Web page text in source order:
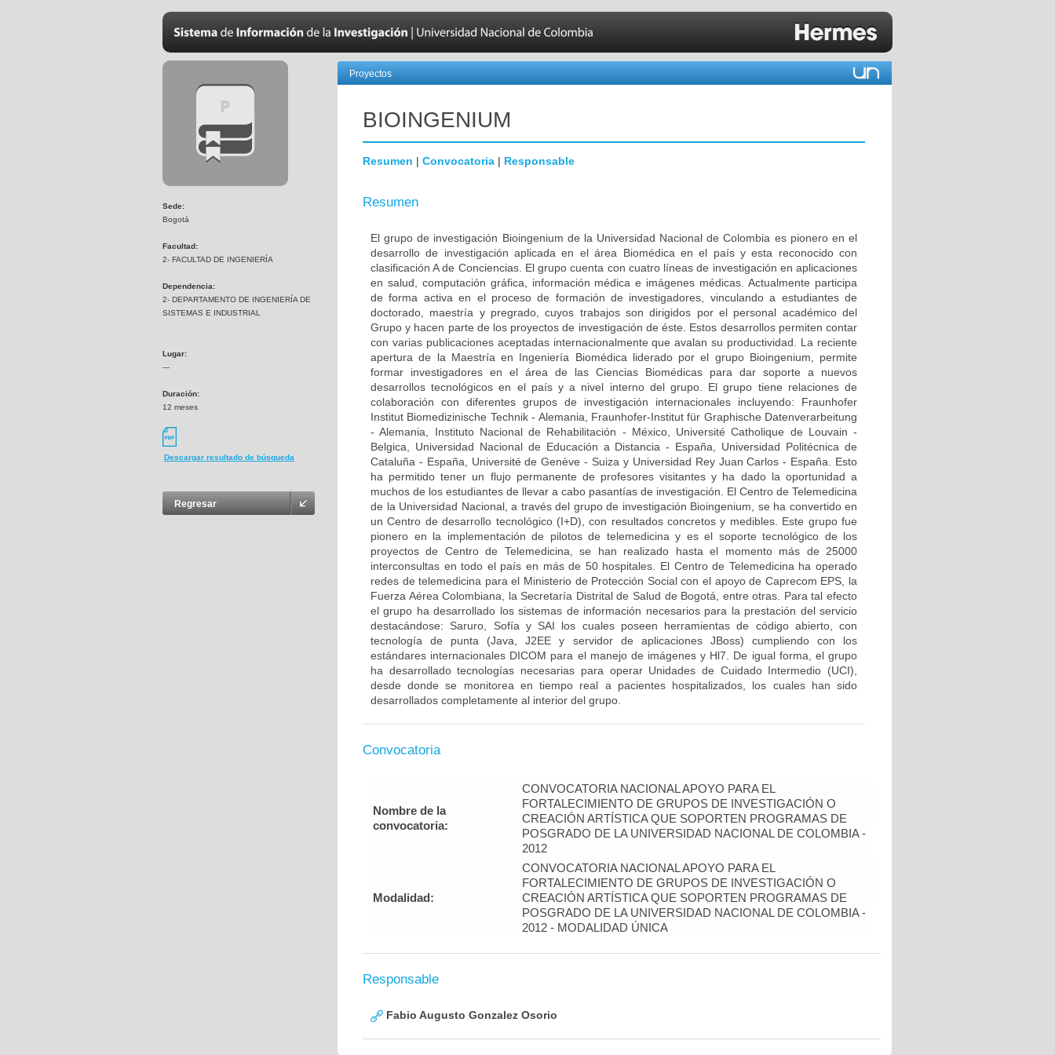
Sede:
Bogotá
Facultad:
2- FACULTAD DE INGENIERÍA
Dependencia:
2- DEPARTAMENTO DE INGENIERÍA DE
SISTEMAS E INDUSTRIAL
Lugar:
---
Duración:
12 meses
Descargar resultado de búsqueda
Regresar
Proyectos
BIOINGENIUM
Resumen | Convocatoria | Responsable
Resumen
El grupo de investigación Bioingenium de la Universidad Nacional de Colombia es pionero en el
desarrollo de investigación aplicada en el área Biomédica en el país y esta reconocido con
clasificación A de Conciencias. El grupo cuenta con cuatro líneas de investigación en aplicaciones
en salud, computación gráfica, información médica e imágenes médicas. Actualmente participa
de forma activa en el proceso de formación de investigadores, vinculando a estudiantes de
doctorado, maestría y pregrado, cuyos trabajos son dirigidos por el personal académico del
Grupo y hacen parte de los proyectos de investigación de éste. Estos desarrollos permiten contar
con varias publicaciones aceptadas internacionalmente que avalan su productividad. La reciente
apertura de la Maestría en Ingeniería Biomédica liderado por el grupo Bioingenium, permite
formar investigadores en el área de las Ciencias Biomédicas para dar soporte a nuevos
desarrollos tecnológicos en el país y a nivel interno del grupo. El grupo tiene relaciones de
colaboración con diferentes grupos de investigación internacionales incluyendo: Fraunhofer
Institut Biomedizinische Technik - Alemania, Fraunhofer-Institut für Graphische Datenverarbeitung
- Alemania, Instituto Nacional de Rehabilitación - México, Université Catholique de Louvain -
Belgica, Universidad Nacional de Educación a Distancia - España, Universidad Politécnica de
Cataluña - España, Université de Genève - Suiza y Universidad Rey Juan Carlos - España. Esto
ha permitido tener un flujo permanente de profesores visitantes y ha dado la oportunidad a
muchos de los estudiantes de llevar a cabo pasantías de investigación. El Centro de Telemedicina
de la Universidad Nacional, a través del grupo de investigación Bioingenium, se ha convertido en
un Centro de desarrollo tecnológico (I+D), con resultados concretos y medibles. Este grupo fue
pionero en la implementación de pilotos de telemedicina y es el soporte tecnológico de los
proyectos de Centro de Telemedicina, se han realizado hasta el momento más de 25000
interconsultas en todo el país en más de 50 hospitales. El Centro de Telemedicina ha operado
redes de telemedicina para el Ministerio de Protección Social con el apoyo de Caprecom EPS, la
Fuerza Aérea Colombiana, la Secretaría Distrital de Salud de Bogotá, entre otras. Para tal efecto
el grupo ha desarrollado los sistemas de información necesarios para la prestación del servicio
destacándose: Saruro, Sofía y SAI los cuales poseen herramientas de código abierto, con
tecnología de punta (Java, J2EE y servidor de aplicaciones JBoss) cumpliendo con los
estándares internacionales DICOM para el manejo de imágenes y Hl7. De igual forma, el grupo
ha desarrollado tecnologías necesarias para operar Unidades de Cuidado Intermedio (UCI),
desde donde se monitorea en tiempo real a pacientes hospitalizados, los cuales han sido
desarrollados completamente al interior del grupo.
Convocatoria
Nombre de la
convocatoria:
CONVOCATORIA NACIONAL APOYO PARA EL
FORTALECIMIENTO DE GRUPOS DE INVESTIGACIÓN O
CREACIÓN ARTÍSTICA QUE SOPORTEN PROGRAMAS DE
POSGRADO DE LA UNIVERSIDAD NACIONAL DE COLOMBIA -
2012
Modalidad:
CONVOCATORIA NACIONAL APOYO PARA EL
FORTALECIMIENTO DE GRUPOS DE INVESTIGACIÓN O
CREACIÓN ARTÍSTICA QUE SOPORTEN PROGRAMAS DE
POSGRADO DE LA UNIVERSIDAD NACIONAL DE COLOMBIA -
2012 - MODALIDAD ÚNICA
Responsable
Fabio Augusto Gonzalez Osorio